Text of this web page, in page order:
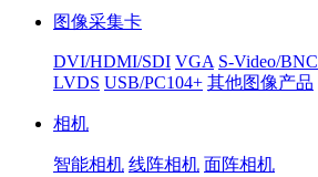
图像采集卡
DVI/HDMI/SDI VGA S-Video/BNC
LVDS USB/PC104+ 其他图像产品
相机
智能相机 线阵相机 面阵相机